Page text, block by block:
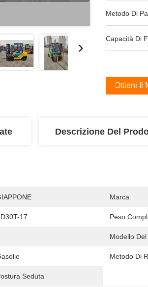
Metodo Di
Capacità Di
Ottieni Il
Descrizione Del
Marca
17 Peso
Modello
Metodo Di
Seduta